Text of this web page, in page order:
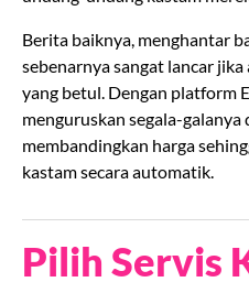
Berita baiknya, menghantar
sebenarnya sangat lancar
yang betul. Dengan platform
menguruskan segala-
membandingkan harga
kastam secara automatik.
Pilih Servis